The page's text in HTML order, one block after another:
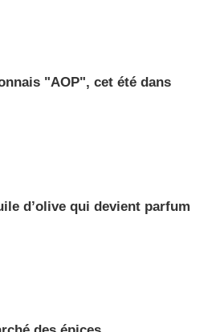
"AOP", cet été dans
d’olive qui devient parfum